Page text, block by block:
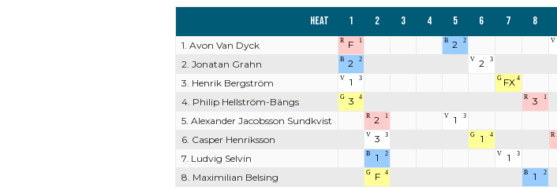
Heat 1 2 3 4 5 6 7 8
1. Avon Van Dyck R F 1 B 2 2 V
2. Jonatan Grahn
B 2 2 V 2 3
3. Henrik Bergström V 1 3 G FX 4
4. Philip Hellström-Bängs
G 3 4 R 3 1
5. Alexander Jacobsson Sundkvist R 2 1 V 1 3
6. Casper Henriksson
V 3 3 G 1 4 R
7. Ludvig Selvin
B 1 2 V 1 3
8. Maximilian Belsing
G F 4 B 1 2